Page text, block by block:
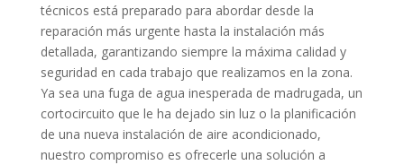
técnicos está preparado para abordar desde la
reparación más urgente hasta la instalación más
detallada, garantizando siempre la máxima calidad y
seguridad en cada trabajo que realizamos en la zona.
Ya sea una fuga de agua inesperada de madrugada, un
cortocircuito que le ha dejado sin luz o la planificación
de una nueva instalación de aire acondicionado,
nuestro compromiso es ofrecerle una solución a